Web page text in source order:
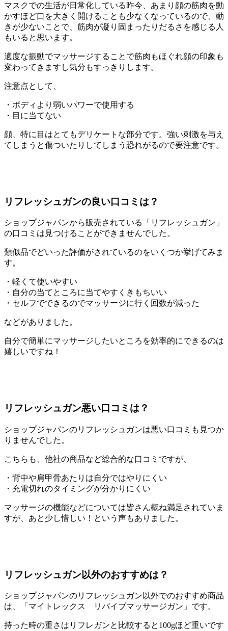
マスクでの生活が日常化している昨今、あまり顔の筋肉を動
かすほど口を大きく開けることも少なくなっているので、動
きが少ないことで、筋肉が凝り固まったりだるさを感じる人
もいると思います。
適度な振動でマッサージすることで筋肉もほぐれ顔の印象も
変わってきますし気分もすっきりします。
注意点として、
・ボディより弱いパワーで使用する
・目に当てない
顔、特に目はとてもデリケートな部分です。強い刺激を与え
てしまうと傷ついたりしてしまう恐れがるので要注意です。
リフレッシュガンの良い口コミは？
ショップジャパンから販売されている「リフレッシュガン」
の口コミは見つけることができませんでした。
類似品でどいった評価がされているのをいくつか挙げてみま
す。
・軽くて使いやすい
・自分の当てところに当てやすくきもちいい
・セルフでできるのでマッサージに行く回数が減った
などがありました。
自分で簡単にマッサージしたいところを効率的にできるのは
嬉しいですね！
リフレッシュガン悪い口コミは？
ショップジャパンのリフレッシュガンは悪い口コミも見つか
りませんでした。
こちらも、他社の商品など総合的な口コミですが、
・背中や肩甲骨あたりは自分ではやりにくい
・充電切れのタイミングが分かりにくい
マッサージの機能などについては皆さん概ね満足されていま
すが、あと少し惜しい！という声もありました。
リフレッシュガン以外のおすすめは？
ショップジャパンのリフレッシュガン以外でのおすすめ商品
は、「マイトレックス リバイブマッサージガン」です。
持った時の重さはリフレガンと比較すると100gほど重いです